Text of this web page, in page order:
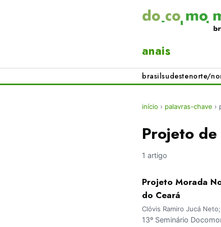
anais
brasilsudestenorte/
início › palavras-chave ›
Projeto
1 artigo
Projeto Morada
do Ceará
Clóvis Ramiro Jucá
13º Seminário